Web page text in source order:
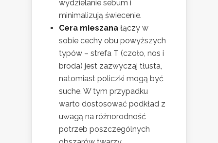
wydzielanie sebum i
minimalizują świecenie.
Cera mieszana łączy w
sobie cechy obu powyższych
typów – strefa T (czoło, nos i
broda) jest zazwyczaj tłusta,
natomiast policzki mogą być
suche. W tym przypadku
warto dostosować podkład z
uwagą na różnorodność
potrzeb poszczególnych